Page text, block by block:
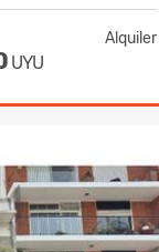
Alquiler
UYU